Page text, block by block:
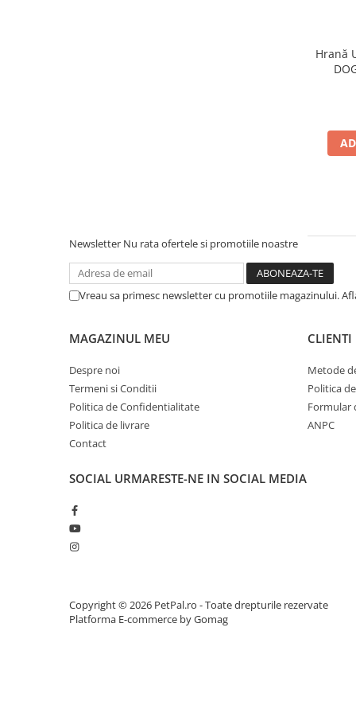
Hrană
Newsletter Nu rata ofertele si promotiile noastre
Vreau sa primesc newsletter cu promotiile magazinului.
MAGAZINUL MEU
Despre noi
Termeni si Conditii
Politica de Confidentialitate
Politica de livrare
Contact
CLIENTI
Metode
Politica
Formular
ANPC
SOCIAL URMARESTE-NE IN SOCIAL MEDIA
Copyright © 2026 PetPal.ro - Toate drepturile rezervate
Platforma E-commerce by Gomag